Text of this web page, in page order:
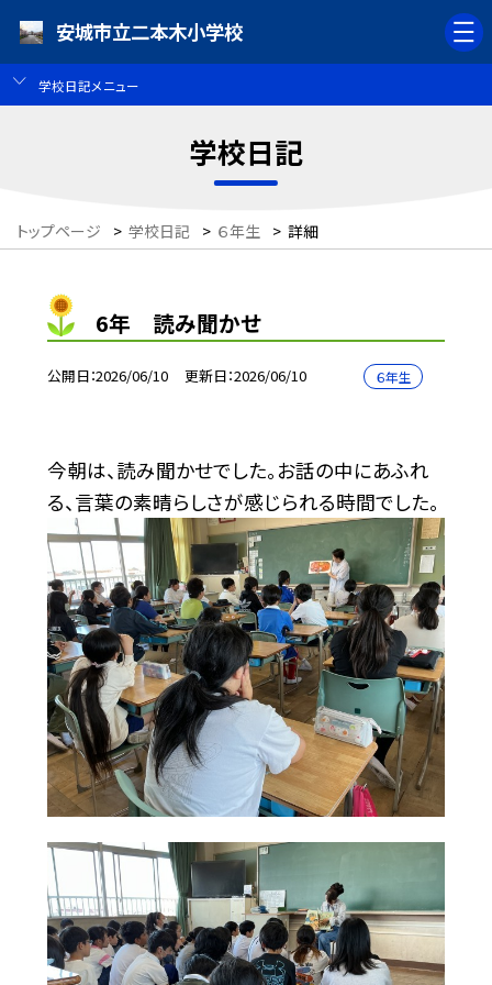
安城市立二本木小学校
学校日記メニュー
学校日記
トップページ > 学校日記 > ６年生 > 詳細
6年 読み聞かせ
公開日 2026/06/10 更新日 2026/06/10 ６年生
今朝は、読み聞かせでした。お話の中にあふれ
る、言葉の素晴らしさが感じられる時間でした。